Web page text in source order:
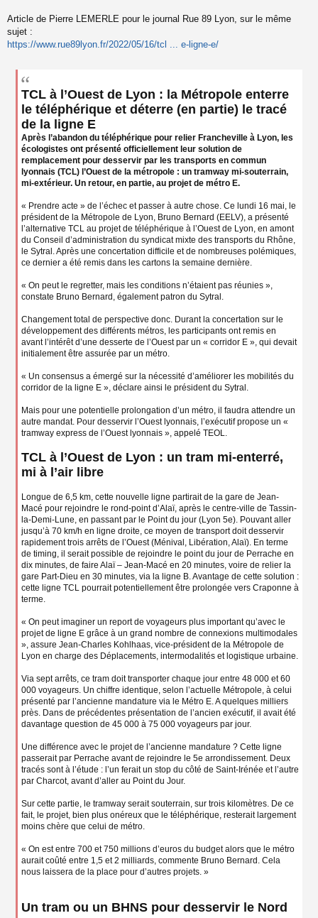
s
a
g
e
o
Article de Pierre LEMERLE pour le journal Rue 89 Lyon, sur le même
sujet :
https://www.rue89lyon.fr/2022/05/16/tcl ... e-ligne-e/
TCL à l’Ouest de Lyon : la Métropole enterre
le téléphérique et déterre (en partie) le tracé
de la ligne E
Après l’abandon du téléphérique pour relier Francheville à Lyon, les
écologistes ont présenté officiellement leur solution de
remplacement pour desservir par les transports en commun
lyonnais (TCL) l’Ouest de la métropole : un tramway mi-souterrain,
mi-extérieur. Un retour, en partie, au projet de métro E.
« Prendre acte » de l’échec et passer à autre chose. Ce lundi 16 mai, le
président de la Métropole de Lyon, Bruno Bernard (EELV), a présenté
l’alternative TCL au projet de téléphérique à l’Ouest de Lyon, en amont
du Conseil d’administration du syndicat mixte des transports du Rhône,
le Sytral. Après une concertation difficile et de nombreuses polémiques,
ce dernier a été remis dans les cartons la semaine dernière.
« On peut le regretter, mais les conditions n’étaient pas réunies »,
constate Bruno Bernard, également patron du Sytral.
Changement total de perspective donc. Durant la concertation sur le
développement des différents métros, les participants ont remis en
avant l’intérêt d’une desserte de l’Ouest par un « corridor E », qui devait
initialement être assurée par un métro.
« Un consensus a émergé sur la nécessité d’améliorer les mobilités du
corridor de la ligne E », déclare ainsi le président du Sytral.
Mais pour une potentielle prolongation d’un métro, il faudra attendre un
autre mandat. Pour desservir l’Ouest lyonnais, l’exécutif propose un «
tramway express de l’Ouest lyonnais », appelé TEOL.
TCL à l’Ouest de Lyon : un tram mi-enterré,
mi à l’air libre
Longue de 6,5 km, cette nouvelle ligne partirait de la gare de Jean-
Macé pour rejoindre le rond-point d’Alaï, après le centre-ville de Tassin-
la-Demi-Lune, en passant par le Point du jour (Lyon 5e). Pouvant aller
jusqu’à 70 km/h en ligne droite, ce moyen de transport doit desservir
rapidement trois arrêts de l’Ouest (Ménival, Libération, Alaï). En terme
de timing, il serait possible de rejoindre le point du jour de Perrache en
dix minutes, de faire Alaï – Jean-Macé en 20 minutes, voire de relier la
gare Part-Dieu en 30 minutes, via la ligne B. Avantage de cette solution :
cette ligne TCL pourrait potentiellement être prolongée vers Craponne à
terme.
« On peut imaginer un report de voyageurs plus important qu’avec le
projet de ligne E grâce à un grand nombre de connexions multimodales
», assure Jean-Charles Kohlhaas, vice-président de la Métropole de
Lyon en charge des Déplacements, intermodalités et logistique urbaine.
Via sept arrêts, ce tram doit transporter chaque jour entre 48 000 et 60
000 voyageurs. Un chiffre identique, selon l’actuelle Métropole, à celui
présenté par l’ancienne mandature via le Métro E. A quelques milliers
près. Dans de précédentes présentation de l’ancien exécutif, il avait été
davantage question de 45 000 à 75 000 voyageurs par jour.
Une différence avec le projet de l’ancienne mandature ? Cette ligne
passerait par Perrache avant de rejoindre le 5e arrondissement. Deux
tracés sont à l’étude : l’un ferait un stop du côté de Saint-Irénée et l’autre
par Charcot, avant d’aller au Point du Jour.
Sur cette partie, le tramway serait souterrain, sur trois kilomètres. De ce
fait, le projet, bien plus onéreux que le téléphérique, resterait largement
moins chère que celui de métro.
« On est entre 700 et 750 millions d’euros du budget alors que le métro
aurait coûté entre 1,5 et 2 milliards, commente Bruno Bernard. Cela
nous laissera de la place pour d’autres projets. »
Un tram ou un BHNS pour desservir le Nord